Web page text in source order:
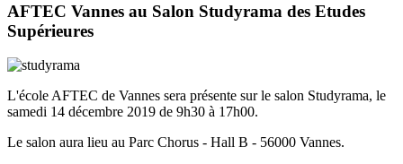
AFTEC Vannes au Salon Studyrama des Etudes
Supérieures
L'école AFTEC de Vannes sera présente sur le salon Studyrama, le
samedi 14 décembre 2019 de 9h30 à 17h00.
Le salon aura lieu au Parc Chorus - Hall B - 56000 Vannes.